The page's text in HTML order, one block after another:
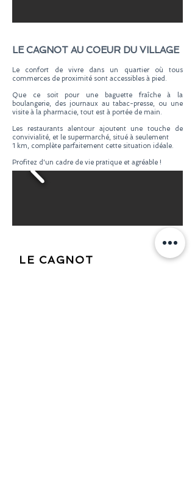
LE CAGNOT AU COEUR DU VILLAGE
Le confort de vivre dans un quartier où tous
commerces de proximité sont accessibles à pied.
Que ce soit pour une baguette fraîche à la
boulangerie, des journaux au tabac-presse, ou une
visite à la pharmacie, tout est à portée de main.
Les restaurants alentour ajoutent une touche de
convivialité, et le supermarché, situé à seulement
1 km, complète parfaitement cette situation idéale.
Profitez d'un cadre de vie pratique et agréable !
​
LE CAGNOT